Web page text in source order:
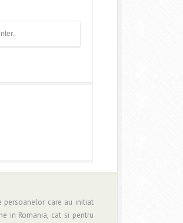
persoanelor care au initiat
in Romania, cat si pentru